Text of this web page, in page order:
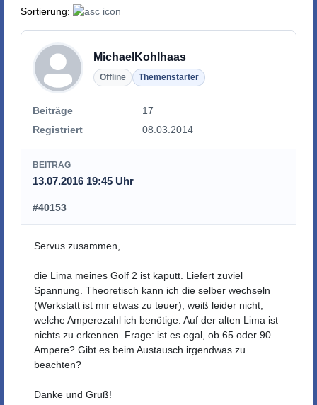
Sortierung:
MichaelKohlhaas
Offline Themenstarter
Beiträge
17
Registriert
08.03.2014
BEITRAG
13.07.2016 19:45 Uhr
#40153
Servus zusammen,
die Lima meines Golf 2 ist kaputt. Liefert zuviel
Spannung. Theoretisch kann ich die selber wechseln
(Werkstatt ist mir etwas zu teuer); weiß leider nicht,
welche Amperezahl ich benötige. Auf der alten Lima ist
nichts zu erkennen. Frage: ist es egal, ob 65 oder 90
Ampere? Gibt es beim Austausch irgendwas zu
beachten?
Danke und Gruß!